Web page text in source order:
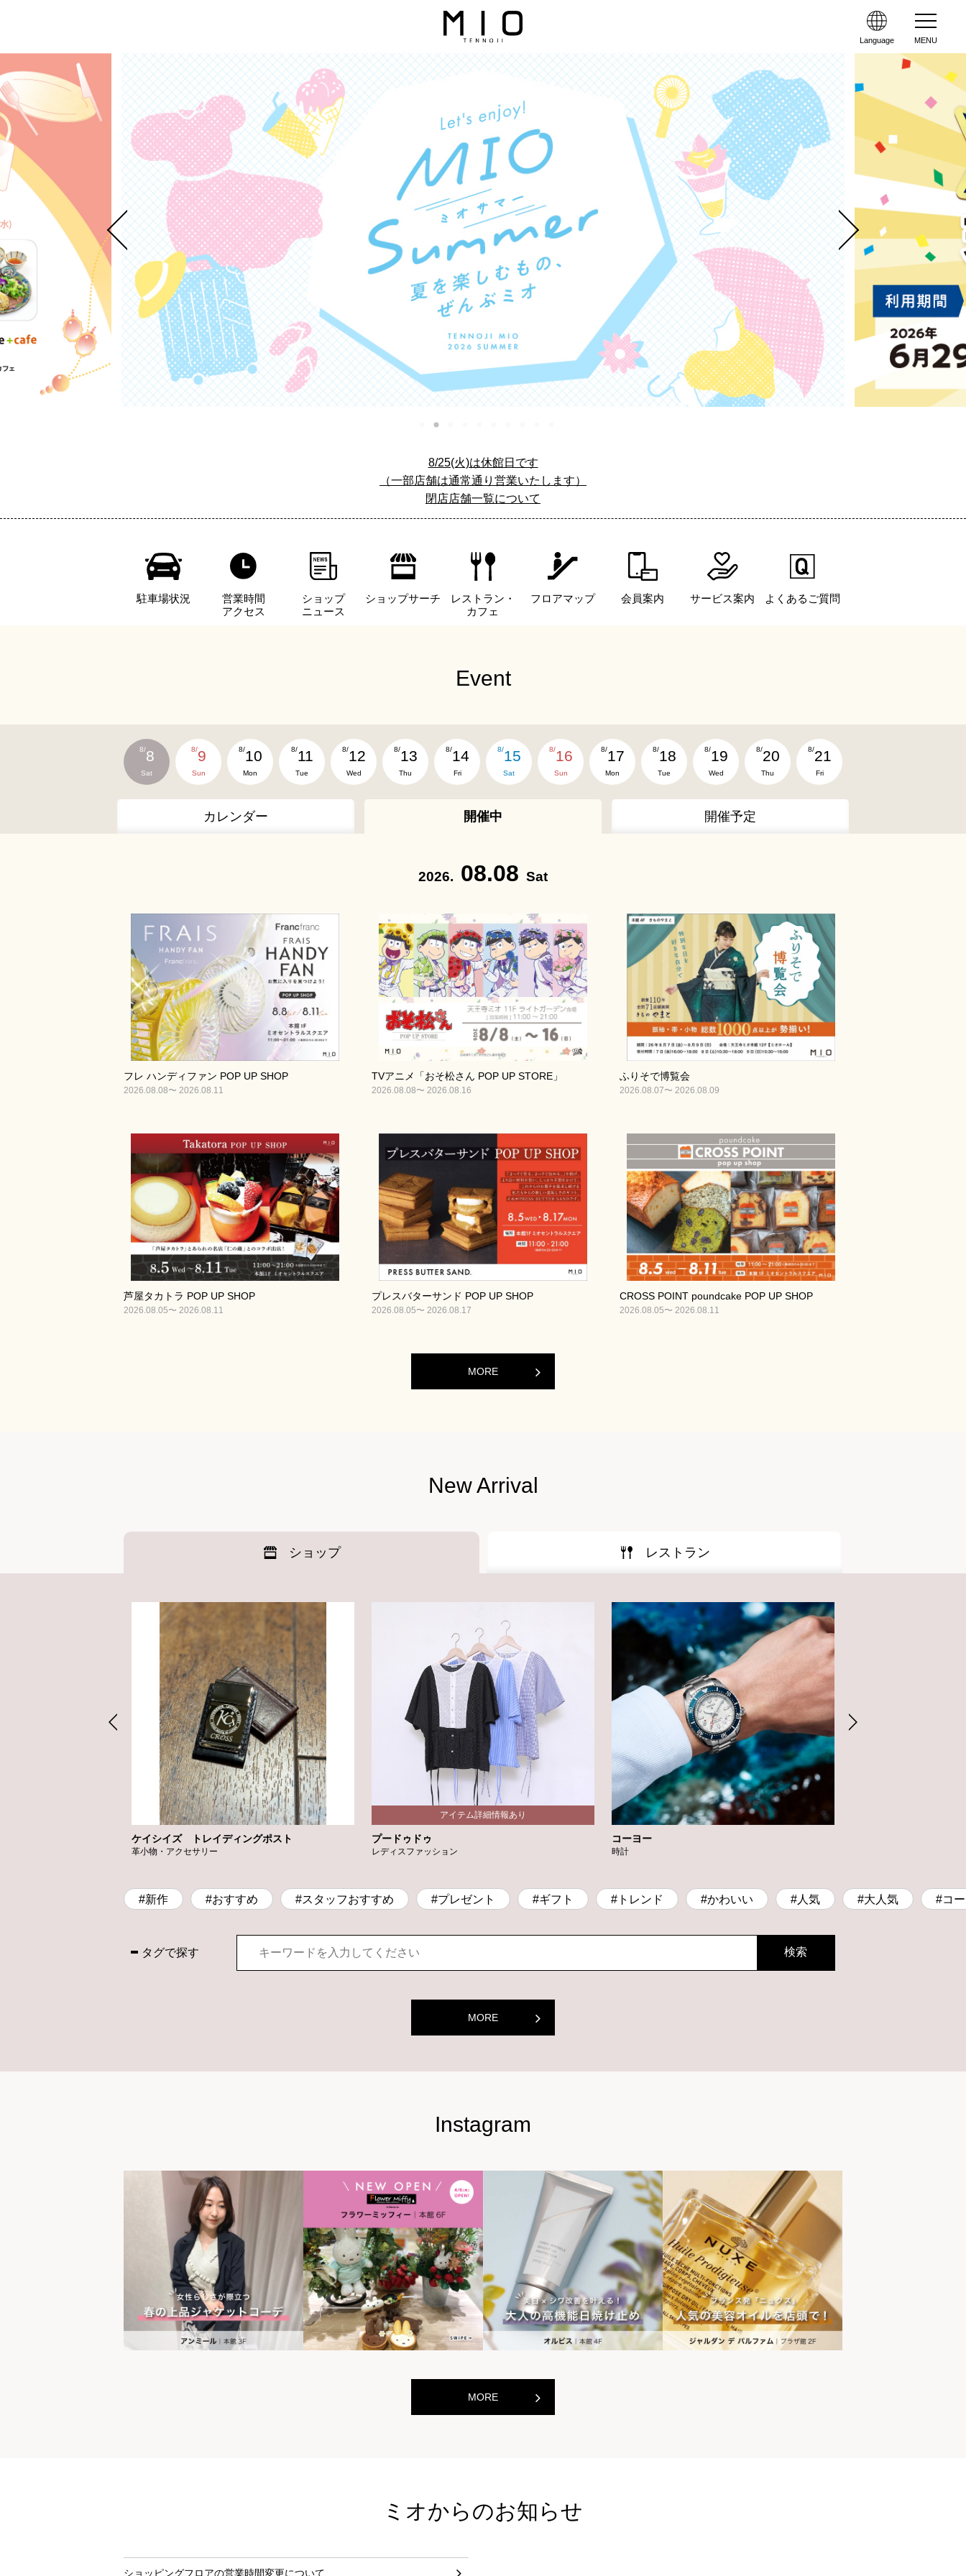
Language MENU
8/25(火)は休館日です
（一部店舗は通常通り営業いたします）
閉店店舗一覧について
駐車場状況
営業時間
アクセス
ショップ
ニュース
ショップサーチ
レストラン・
カフェ
フロアマップ 会員案内 サービス案内 よくあるご質問
Event
8/8
Sat
8/9
Sun
8/10
Mon
8/11
Tue
8/12
Wed
8/13
Thu
8/14
Fri
8/15
Sat
8/16
Sun
8/17
Mon
8/18
Tue
8/19
Wed
8/20
Thu
8/21
Fri
カレンダー 開催中 開催予定
2026. 08.08 Sat
フレ ハンディファン POP UP SHOP
2026.08.08〜 2026.08.11
TVアニメ「おそ松さん POP UP STORE」
2026.08.08〜 2026.08.16
ふりそで博覧会
2026.08.07〜 2026.08.09
芦屋タカトラ POP UP SHOP
2026.08.05〜 2026.08.11
プレスバターサンド POP UP SHOP
2026.08.05〜 2026.08.17
CROSS POINT poundcake POP UP SHOP
2026.08.05〜 2026.08.11
MORE
New Arrival
ショップ レストラン
ケイシイズ トレイディングポスト
革小物・アクセサリー
プードゥドゥ
レディスファッション
コーヨー
時計
#新作 #おすすめ #スタッフおすすめ #プレゼント #ギフト #トレンド #かわいい #人気 #大人気 #コ
タグで探す
MORE
世界の山ちゃん
[居酒屋]
世界の山ちゃん
[居酒屋]
世界の山ちゃん
[居酒屋]
Instagram
MORE
ミオからのお知らせ
ショッピングフロアの営業時間変更について